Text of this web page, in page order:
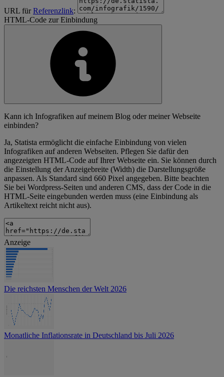
URL fürReferenzlink:
HTML-Code zur Einbindung
Kann ich Infografiken auf meinem Blog oder meiner Webseite
einbinden?
Ja, Statista ermöglicht die einfache Einbindung von vielen
Infografiken auf anderen Webseiten. Pflegen Sie dafür den
angezeigten HTML-Code auf Ihrer Webseite ein. Sie können durch
die Einstellung der Anzeigebreite (Width) die Darstellungsgröße
anpassen. Als Standard sind 660 Pixel angegeben. Bitte beachten
Sie bei Wordpress-Seiten und anderen CMS, dass der Code in die
HTML-Seite eingebunden werden muss (eine Einbindung als
Artikeltext reicht nicht aus).
Anzeige
Die reichsten Menschen der Welt 2026
Monatliche Inflationsrate in Deutschland bis Juli 2026